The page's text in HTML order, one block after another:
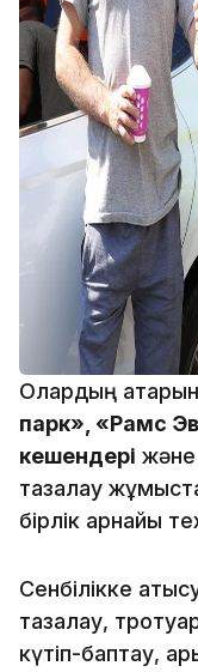
Олардың
парк», «Рамс
кешендері және
тазалау
бірлік арнайы
Сенбілікке
тазалау,
күтіп-баптау,